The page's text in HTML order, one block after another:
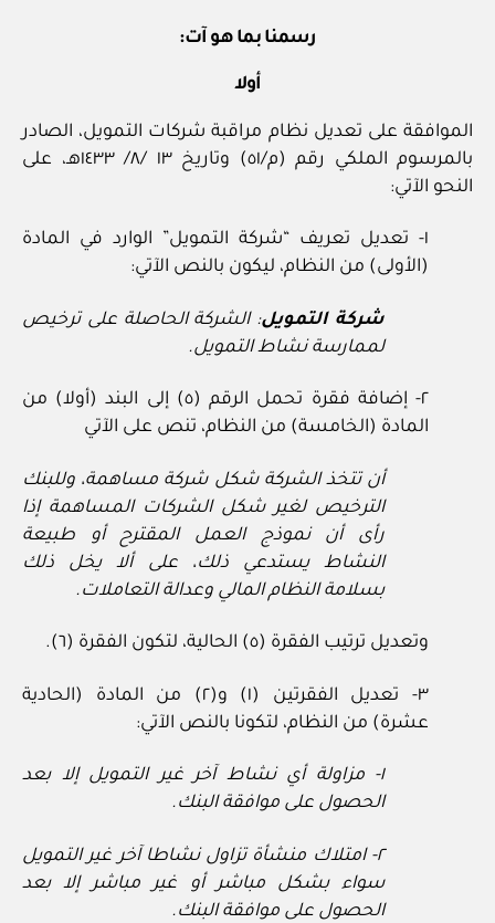
رسمنا بما هو آت:
أولا
الموافقة على تعديل نظام مراقبة شركات التمويل، الصادر
بالمرسوم الملكي رقم (م/٥١) وتاريخ ١٣ /٨/ ١٤٣٣هـ، على
النحو الآتي:
١- تعديل تعريف “شركة التمويل” الوارد في المادة
(الأولى) من النظام، ليكون بالنص الآتي:
شركة التمويل: الشركة الحاصلة على ترخيص
لممارسة نشاط التمويل.
٢- إضافة فقرة تحمل الرقم (٥) إلى البند (أولا) من
المادة (الخامسة) من النظام، تنص على الآتي
أن تتخذ الشركة شكل شركة مساهمة، وللبنك
الترخيص لغير شكل الشركات المساهمة إذا
رأى أن نموذج العمل المقترح أو طبيعة
النشاط يستدعي ذلك، على ألا يخل ذلك
بسلامة النظام المالي وعدالة التعاملات.
وتعديل ترتيب الفقرة (٥) الحالية، لتكون الفقرة (٦).
٣- تعديل الفقرتين (١) و(٢) من المادة (الحادية
عشرة) من النظام، لتكونا بالنص الآتي:
١- مزاولة أي نشاط آخر غير التمويل إلا بعد
الحصول على موافقة البنك.
٢- امتلاك منشأة تزاول نشاطا آخر غير التمويل
سواء بشكل مباشر أو غير مباشر إلا بعد
الحصول على موافقة البنك.